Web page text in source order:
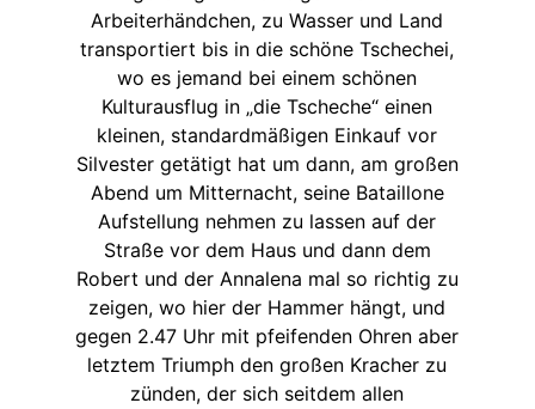
Arbeiterhändchen, zu Wasser und Land
transportiert bis in die schöne Tschechei,
wo es jemand bei einem schönen
Kulturausflug in „die Tscheche“ einen
kleinen, standardmäßigen Einkauf vor
Silvester getätigt hat um dann, am großen
Abend um Mitternacht, seine Bataillone
Aufstellung nehmen zu lassen auf der
Straße vor dem Haus und dann dem
Robert und der Annalena mal so richtig zu
zeigen, wo hier der Hammer hängt, und
gegen 2.47 Uhr mit pfeifenden Ohren aber
letztem Triumph den großen Kracher zu
zünden, der sich seitdem allen